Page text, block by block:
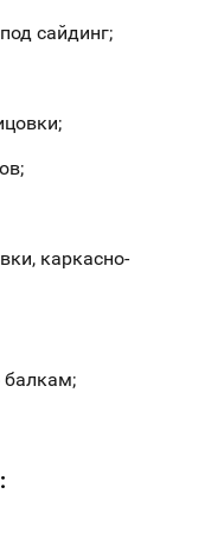
сайдинг;
каркасно-
балкам;